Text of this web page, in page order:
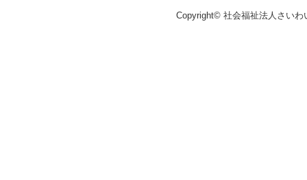
Copyright© 社会福祉法人さい